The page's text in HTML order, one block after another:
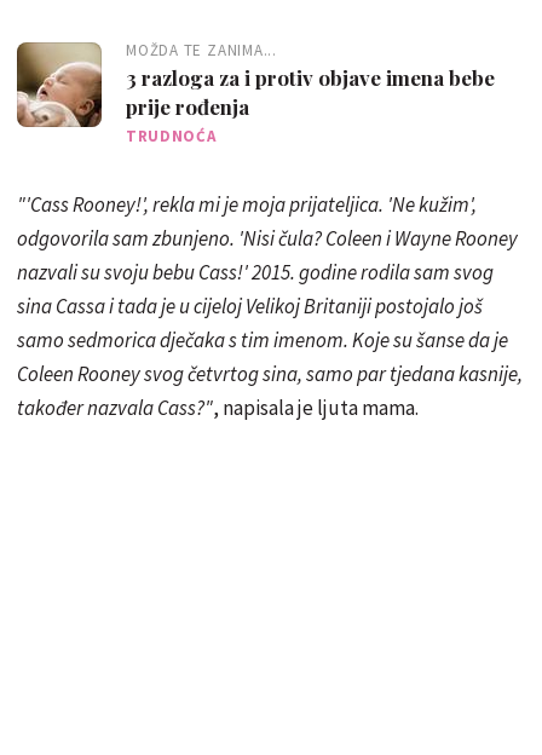
MOŽDA TE ZANIMA...
3 razloga za i protiv objave imena bebe
prije rođenja
TRUDNOĆA
"'Cass Rooney!', rekla mi je moja prijateljica. 'Ne kužim',
odgovorila sam zbunjeno. 'Nisi čula? Coleen i Wayne Rooney
nazvali su svoju bebu Cass!' 2015. godine rodila sam svog
sina Cassa i tada je u cijeloj Velikoj Britaniji postojalo još
samo sedmorica dječaka s tim imenom. Koje su šanse da je
Coleen Rooney svog četvrtog sina, samo par tjedana kasnije,
također nazvala Cass?", napisala je ljuta mama.